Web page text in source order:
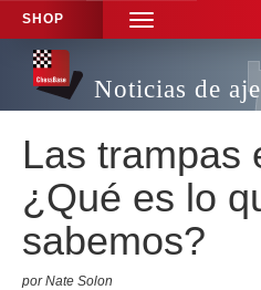
SHOP
TOGGLE
NAVIGATION
Noticias de
Las trampas
¿Qué es lo
sabemos?
por Nate Solon